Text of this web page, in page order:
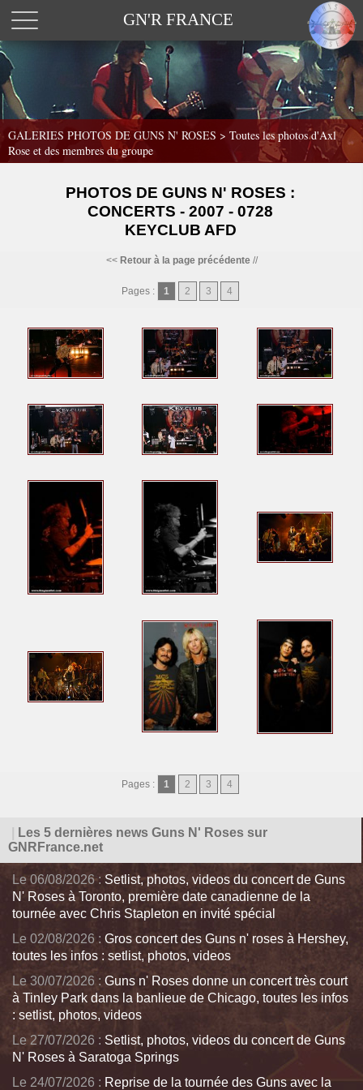
GN'R FRANCE
GALERIES PHOTOS DE GUNS N' ROSES > Toutes les photos d'Axl
Rose et des membres du groupe
PHOTOS DE GUNS N' ROSES :
CONCERTS - 2007 - 0728
KEYCLUB AFD
<< Retour à la page précédente//
Pages : 1 2 3 4
Pages : 1 2 3 4
Les 5 dernières news Guns N' Roses sur
GNRFrance.net
Le 06/08/2026 : Setlist, photos, videos du concert de Guns
N' Roses à Toronto, première date canadienne de la
tournée avec Chris Stapleton en invité spécial
Le 02/08/2026 : Gros concert des Guns n' roses à Hershey,
toutes les infos : setlist, photos, videos
Le 30/07/2026 : Guns n' Roses donne un concert très court
à Tinley Park dans la banlieue de Chicago, toutes les infos
: setlist, photos, videos
Le 27/07/2026 : Setlist, photos, videos du concert de Guns
N' Roses à Saratoga Springs
Le 24/07/2026 : Reprise de la tournée des Guns avec la